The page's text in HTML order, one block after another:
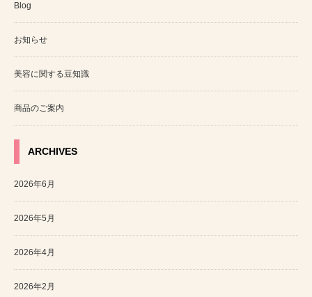
Blog
お知らせ
美容に関する豆知識
商品のご案内
ARCHIVES
2026年6月
2026年5月
2026年4月
2026年2月